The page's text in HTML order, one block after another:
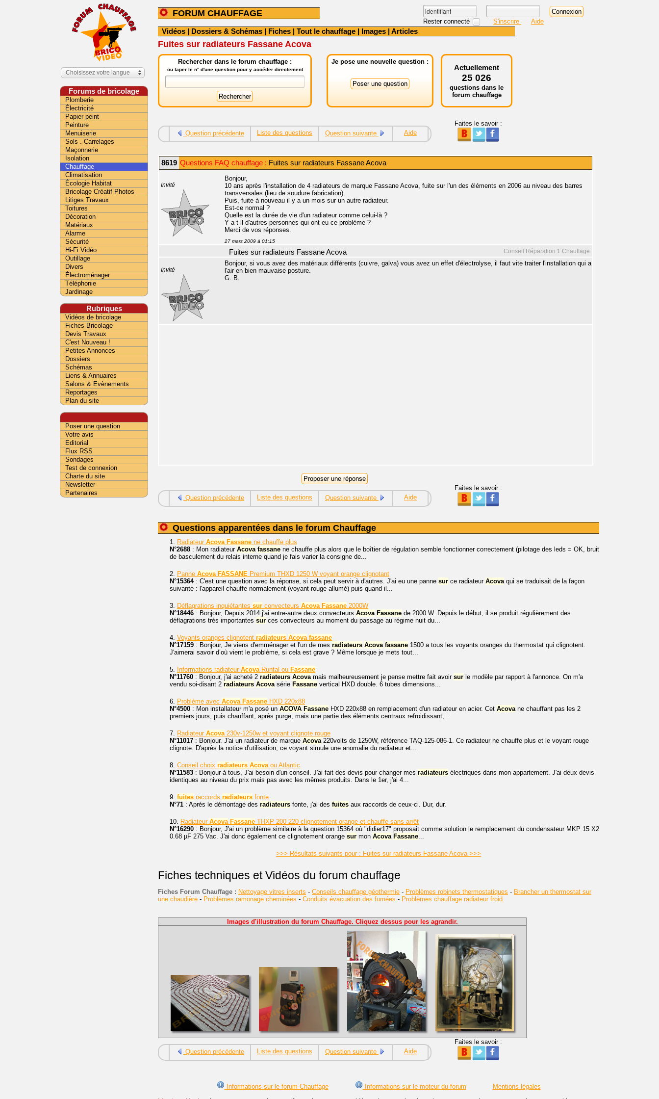
FORUM CHAUFFAGE
Rester connecté S'inscrire Aide
Vidéos | Dossiers & Schémas | Fiches | Tout le chauffage | Images | Articles
Fuites sur radiateurs Fassane Acova
Rechercher dans le forum chauffage :
ou taper le n° d'une question pour y accéder directement
Je pose une nouvelle question :
Actuellement
25 026
questions dans le
forum chauffage
Question précédente Liste des questions Question suivante Aide
Faites le savoir :
8619 Questions FAQ chauffage : Fuites sur radiateurs Fassane Acova
Invité
Bonjour,
10 ans après l'installation de 4 radiateurs de marque Fassane Acova, fuite sur l'un des éléments en 2006 au niveau des barres
transversales (lieu de soudure fabrication).
Puis, fuite à nouveau il y a un mois sur un autre radiateur.
Est-ce normal ?
Quelle est la durée de vie d'un radiateur comme celui-là ?
Y a t-il d'autres personnes qui ont eu ce problème ?
Merci de vos réponses.
27 mars 2009 à 01:15
Conseil Réparation 1 Chauffage
Fuites sur radiateurs Fassane Acova
Invité
Bonjour, si vous avez des matériaux différents (cuivre, galva) vous avez un effet d'électrolyse, il faut vite traiter l'installation qui a
l'air en bien mauvaise posture.
G. B.
Question précédente Liste des questions Question suivante Aide
Faites le savoir :
Questions apparentées dans le forum Chauffage
1. Radiateur Acova Fassane ne chauffe plus
N°2688 : Mon radiateur Acova fassane ne chauffe plus alors que le boîtier de régulation semble fonctionner correctement (pilotage des leds = OK, bruit
de basculement du relais interne quand je fais varier la consigne de...
2. Panne Acova FASSANE Premium THXD 1250 W voyant orange clignotant
N°15364: C'est une question avec la réponse, si cela peut servir à d'autres. J'ai eu une panne sur ce radiateur Acovaqui se traduisait de la façon
suivante : l'appareil chauffe normalement (voyant rouge allumé) puis quand il...
3. Déflagrations inquiétantes sur convecteurs Acova Fassane 2000W
N°18446 : Bonjour, Depuis 2014 j'ai entre-autre deux convecteurs Acova Fassane de 2000 W. Depuis le début, il se produit régulièrement des
déflagrations très importantes sur ces convecteurs au moment du passage au régime nuit du...
4. Voyants oranges clignotent radiateurs Acova fassane
N°17159 : Bonjour, Je viens d'emménager et l'un de mes radiateurs Acova fassane 1500 a tous les voyants oranges du thermostat qui clignotent.
J'aimerai savoir d’où vient le problème, si cela est grave ? Même lorsque je mets tout...
5. Informations radiateur AcovaRuntal ou Fassane
N°11760 : Bonjour, j'ai acheté 2 radiateurs Acovamais malheureusement je pense mettre fait avoir sur le modèle par rapport à l'annonce. On m'a
vendu soi-disant 2 radiateurs Acovasérie Fassane vertical HXD double. 6 tubes dimensions...
6. Problème avec Acova Fassane HXD 220x88
N°4500 : Mon installateur m'a posé un ACOVA Fassane HXD 220x88 en remplacement d'un radiateur en acier. Cet Acovane chauffant pas les 2
premiers jours, puis chauffant, après purge, mais une partie des éléments centraux refroidissant,...
7. Radiateur Acova230v-1250w et voyant clignote rouge
N°11017 : Bonjour. J'ai un radiateur de marque Acova220volts de 1250W, référence TAQ-125-086-1. Ce radiateur ne chauffe plus et le voyant rouge
clignote. D'après la notice d'utilisation, ce voyant simule une anomalie du radiateur et...
8. Conseil choix radiateurs Acovaou Atlantic
N°11583 : Bonjour à tous, J'ai besoin d'un conseil. J'ai fait des devis pour changer mes radiateurs électriques dans mon appartement. J'ai deux devis
identiques au niveau du prix mais pas avec les mêmes produits. Dans le 1er, j'ai 4...
9. fuites raccords radiateurs fonte
N°71 : Aprés le démontage des radiateurs fonte, j'ai des fuites aux raccords de ceux-ci. Dur, dur.
10. Radiateur Acova Fassane THXP 200 220 clignotement orange et chauffe sans arrêt
N°16290 : Bonjour, J'ai un problème similaire à la question 15364 où "didier17" proposait comme solution le remplacement du condensateur MKP 15 X2
0.68 µF 275 Vac. J'ai donc également ce clignotement orange sur mon Acova Fassane...
>>> Résultats suivants pour : Fuites sur radiateurs Fassane Acova >>>
Fiches techniques et Vidéos du forum chauffage
Fiches Forum Chauffage : Nettoyage vitres inserts - Conseils chauffage géothermie - Problèmes robinets thermostatiques - Brancher un thermostat sur
une chaudière - Problèmes ramonage cheminées - Conduits évacuation des fumées - Problèmes chauffage radiateur froid
Images d'illustration du forum Chauffage. Cliquez dessus pour les agrandir.
Question précédente Liste des questions Question suivante Aide
Faites le savoir :
Informations sur le forum Chauffage Informations sur le moteur du forum
Mentions légales
Choisissez votre langue
Forums de bricolage
Plomberie
Électricité
Papier peint
Peinture
Menuiserie
Sols . Carrelages
Maçonnerie
Isolation
Chauffage
Climatisation
Écologie Habitat
Bricolage Créatif Photos
Litiges Travaux
Toitures
Décoration
Matériaux
Alarme
Sécurité
Hi-Fi Vidéo
Outillage
Divers
Électroménager
Téléphonie
Jardinage
Rubriques
Vidéos de bricolage
Fiches Bricolage
Devis Travaux
C'est Nouveau !
Petites Annonces
Dossiers
Schémas
Liens & Annuaires
Salons & Evènements
Reportages
Plan du site
Poser une question
Votre avis
Editorial
Flux RSS
Sondages
Test de connexion
Charte du site
Newsletter
Partenaires